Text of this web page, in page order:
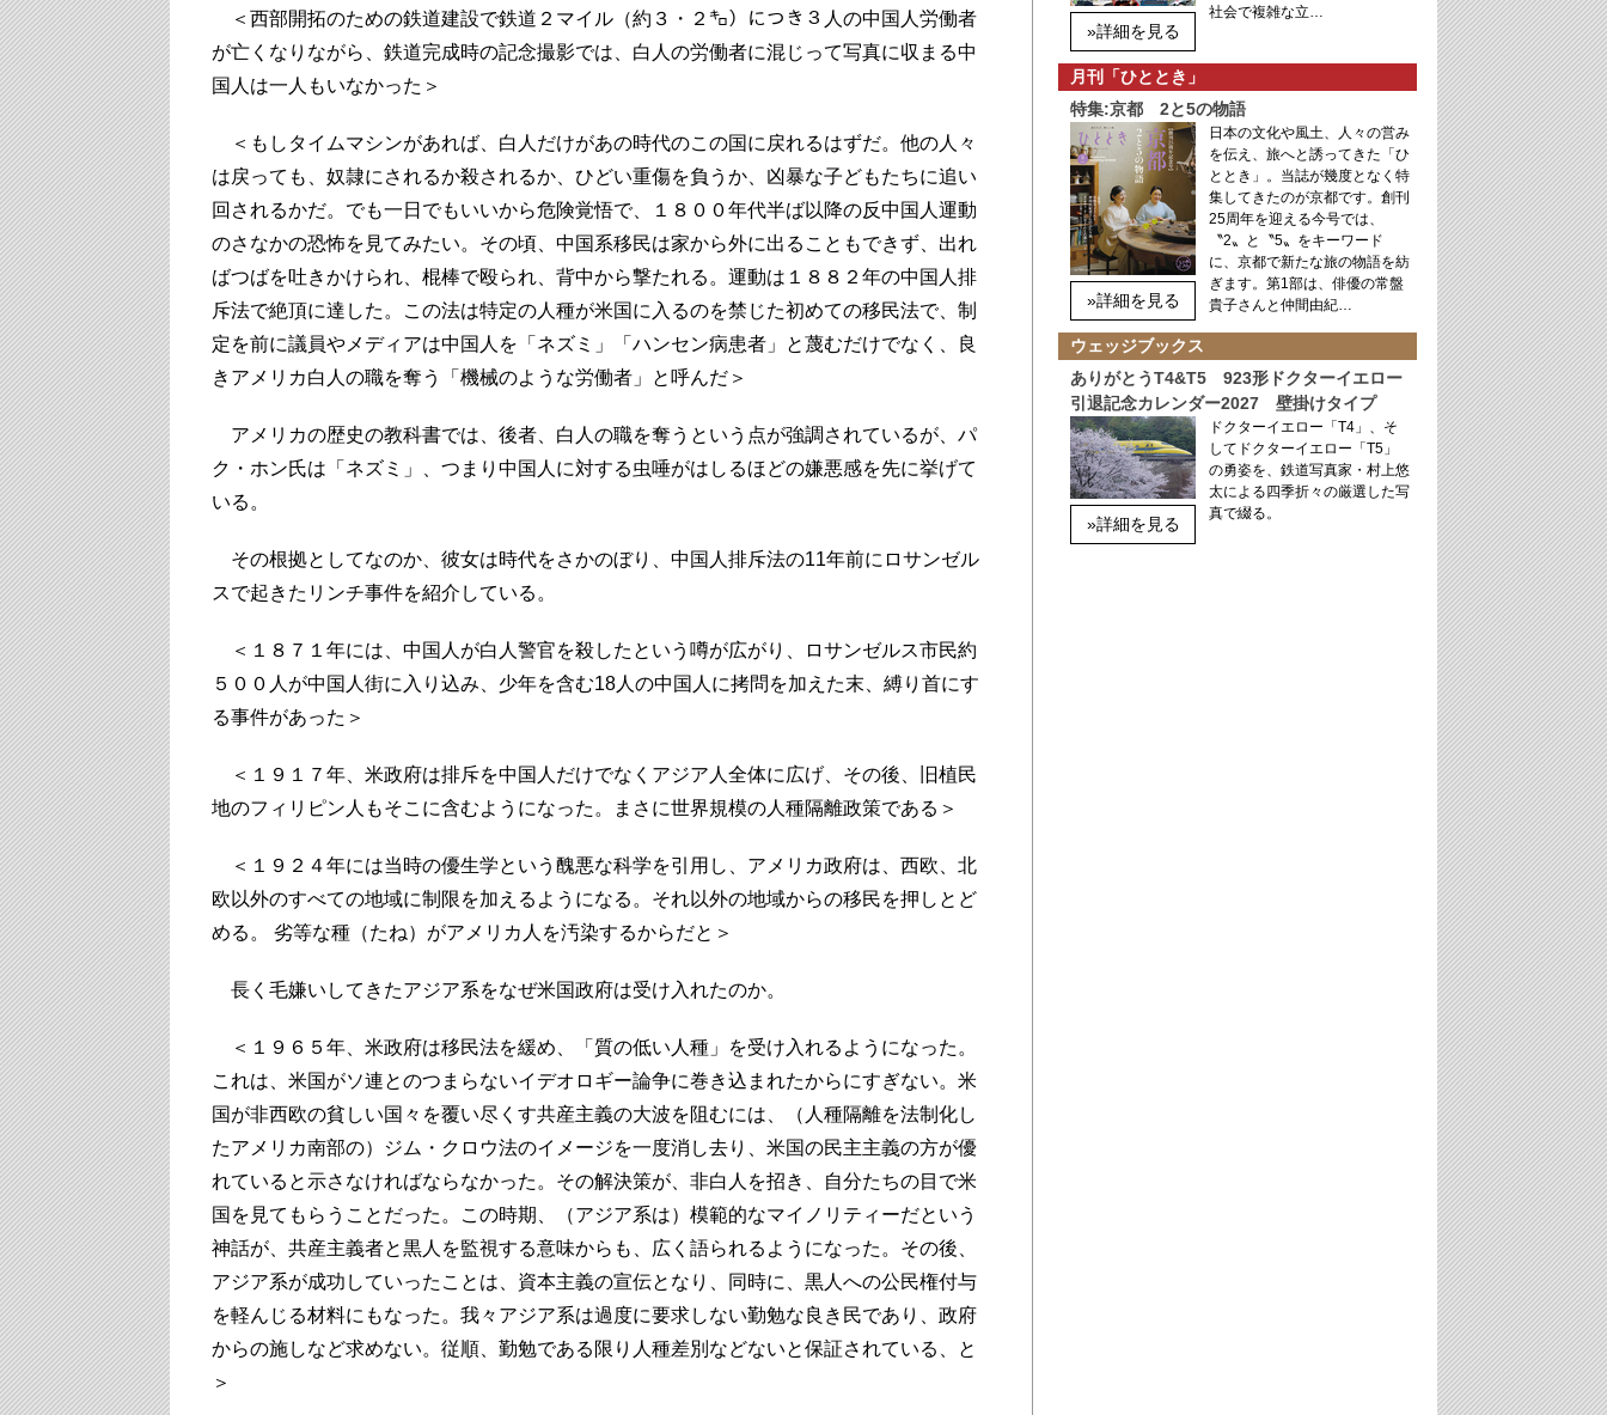
＜西部開拓のための鉄道建設で鉄道２マイル（約３・２㌔）につき３人の中国人労働者
が亡くなりながら、鉄道完成時の記念撮影では、白人の労働者に混じって写真に収まる中
国人は一人もいなかった＞
＜もしタイムマシンがあれば、白人だけがあの時代のこの国に戻れるはずだ。他の人々
は戻っても、奴隷にされるか殺されるか、ひどい重傷を負うか、凶暴な子どもたちに追い
回されるかだ。でも一日でもいいから危険覚悟で、１８００年代半ば以降の反中国人運動
のさなかの恐怖を見てみたい。その頃、中国系移民は家から外に出ることもできず、出れ
ばつばを吐きかけられ、棍棒で殴られ、背中から撃たれる。運動は１８８２年の中国人排
斥法で絶頂に達した。この法は特定の人種が米国に入るのを禁じた初めての移民法で、制
定を前に議員やメディアは中国人を「ネズミ」「ハンセン病患者」と蔑むだけでなく、良
きアメリカ白人の職を奪う「機械のような労働者」と呼んだ＞
アメリカの歴史の教科書では、後者、白人の職を奪うという点が強調されているが、パ
ク・ホン氏は「ネズミ」、つまり中国人に対する虫唾がはしるほどの嫌悪感を先に挙げて
いる。
その根拠としてなのか、彼女は時代をさかのぼり、中国人排斥法の11年前にロサンゼル
スで起きたリンチ事件を紹介している。
＜１８７１年には、中国人が白人警官を殺したという噂が広がり、ロサンゼルス市民約
５００人が中国人街に入り込み、少年を含む18人の中国人に拷問を加えた末、縛り首にす
る事件があった＞
＜１９１７年、米政府は排斥を中国人だけでなくアジア人全体に広げ、その後、旧植民
地のフィリピン人もそこに含むようになった。まさに世界規模の人種隔離政策である＞
＜１９２４年には当時の優生学という醜悪な科学を引用し、アメリカ政府は、西欧、北
欧以外のすべての地域に制限を加えるようになる。それ以外の地域からの移民を押しとど
める。 劣等な種（たね）がアメリカ人を汚染するからだと＞
長く毛嫌いしてきたアジア系をなぜ米国政府は受け入れたのか。
＜１９６５年、米政府は移民法を緩め、「質の低い人種」を受け入れるようになった。
これは、米国がソ連とのつまらないイデオロギー論争に巻き込まれたからにすぎない。米
国が非西欧の貧しい国々を覆い尽くす共産主義の大波を阻むには、（人種隔離を法制化し
たアメリカ南部の）ジム・クロウ法のイメージを一度消し去り、米国の民主主義の方が優
れていると示さなければならなかった。その解決策が、非白人を招き、自分たちの目で米
国を見てもらうことだった。この時期、（アジア系は）模範的なマイノリティーだという
神話が、共産主義者と黒人を監視する意味からも、広く語られるようになった。その後、
アジア系が成功していったことは、資本主義の宣伝となり、同時に、黒人への公民権付与
を軽んじる材料にもなった。我々アジア系は過度に要求しない勤勉な良き民であり、政府
からの施しなど求めない。従順、勤勉である限り人種差別などないと保証されている、と
＞
»詳細を見る
社会で複雑な立…
月刊「ひととき」
特集:京都 2と5の物語
»詳細を見る
日本の文化や風土、人々の営み
を伝え、旅へと誘ってきた「ひ
ととき」。当誌が幾度となく特
集してきたのが京都です。創刊
25周年を迎える今号では、
〝2〟と〝5〟をキーワード
に、京都で新たな旅の物語を紡
ぎます。第1部は、俳優の常盤
貴子さんと仲間由紀…
ウェッジブックス
ありがとうT4&T5 923形ドクターイエロー
引退記念カレンダー2027 壁掛けタイプ
»詳細を見る
ドクターイエロー「T4」、そ
してドクターイエロー「T5」
の勇姿を、鉄道写真家・村上悠
太による四季折々の厳選した写
真で綴る。